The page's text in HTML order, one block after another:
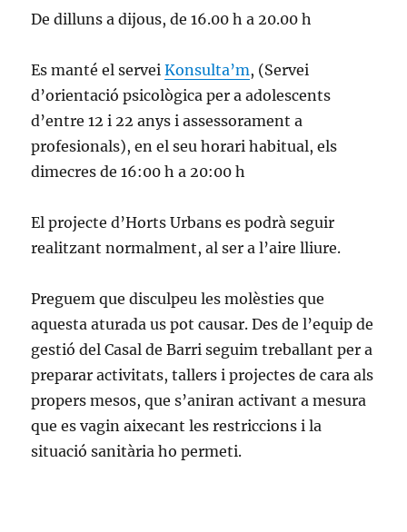
De dilluns a dijous, de16.00 h a 20.00 h
Es manté el serveiKonsulta’m, (Servei
d’orientació psicològica per a adolescents
d’entre 12 i 22 anys i assessorament a
profesionals), en el seu horari habitual, els
dimecres de 16:00 h a 20:00 h
El projecte d’Horts Urbans es podrà seguir
realitzant normalment, al ser a l’aire lliure.
Preguem que disculpeu les molèsties que
aquesta aturada us pot causar. Des de l’equip de
gestió del Casal de Barri seguim treballant per a
preparar activitats, tallers i projectes de cara als
propers mesos, que s’aniran activant a mesura
que es vagin aixecant les restriccions i la
situació sanitària ho permeti.